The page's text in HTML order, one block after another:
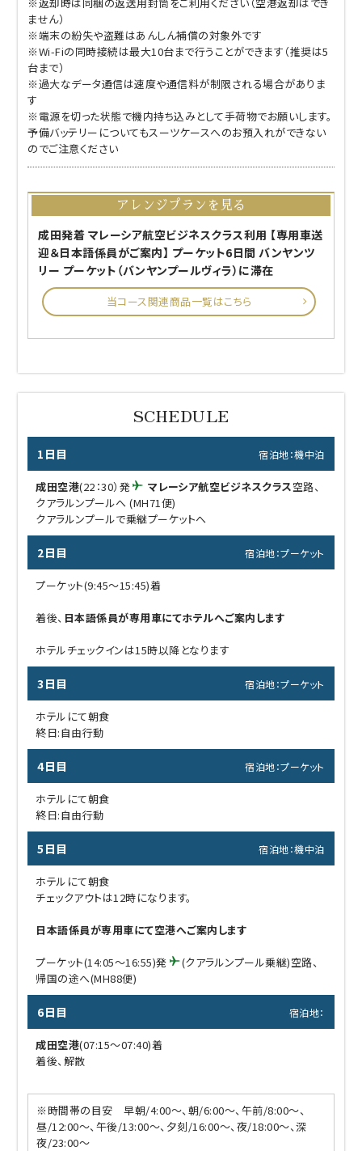
ません）
※端末の紛失や盗難はあんしん補償の対象外です
※Wi-Fiの同時接続は最大10台まで行うことができます（推奨は5
台まで）
※過大なデータ通信は速度や通信料が制限される場合がありま
す
※電源を切った状態で機内持ち込みとして手荷物でお願いします。
予備バッテリーについてもスーツケースへのお預入れができない
のでご注意ください
アレンジプランを見る
成田発着 マレーシア航空ビジネスクラス利用 【専用車送
迎＆日本語係員がご案内】 プーケット6日間 バンヤンツ
リー プーケット（バンヤンプールヴィラ）に滞在
当コース関連商品一覧はこちら
1日目 宿泊地：機中泊
成田空港(22：30）発 マレーシア航空ビジネスクラス空路、
クアラルンプールへ (MH71便)
クアラルンプールで乗継プーケットへ
2日目 宿泊地：プーケット
プーケット(9:45～15:45)着
着後、 日本語係員が専用車にてホテルへご案内します
ホテルチェックインは15時以降となります
3日目 宿泊地：プーケット
ホテルにて朝食
終日:自由行動
4日目 宿泊地：プーケット
ホテルにて朝食
終日:自由行動
5日目 宿泊地：機中泊
ホテルにて朝食
チェックアウトは12時になります。
日本語係員が専用車にて空港へご案内します
プーケット(14:05～16:55)発
(クアラルンプール乗継)空路、
帰国の途へ(MH88便)
6日目 宿泊地：
成田空港(07:15～07:40)着
着後、解散
※時間帯の目安 早朝/4:00～、朝/6:00～、午前/8:00～、
昼/12:00～、午後/13:00～、夕刻/16:00～、夜/18:00～、深
夜/23:00～